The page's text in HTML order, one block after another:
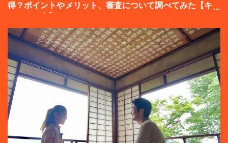
得？ポイントやメリット、審査について調べてみた【キャ